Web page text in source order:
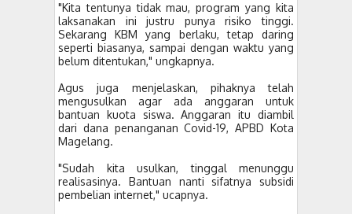
"Kita tentunya tidak mau, program yang kita
laksanakan ini justru punya risiko tinggi.
Sekarang KBM yang berlaku, tetap daring
seperti biasanya, sampai dengan waktu yang
belum ditentukan," ungkapnya.
Agus juga menjelaskan, pihaknya telah
mengusulkan agar ada anggaran untuk
bantuan kuota siswa. Anggaran itu diambil
dari dana penanganan Covid-19, APBD Kota
Magelang.
"Sudah kita usulkan, tinggal menunggu
realisasinya. Bantuan nanti sifatnya subsidi
pembelian internet," ucapnya.